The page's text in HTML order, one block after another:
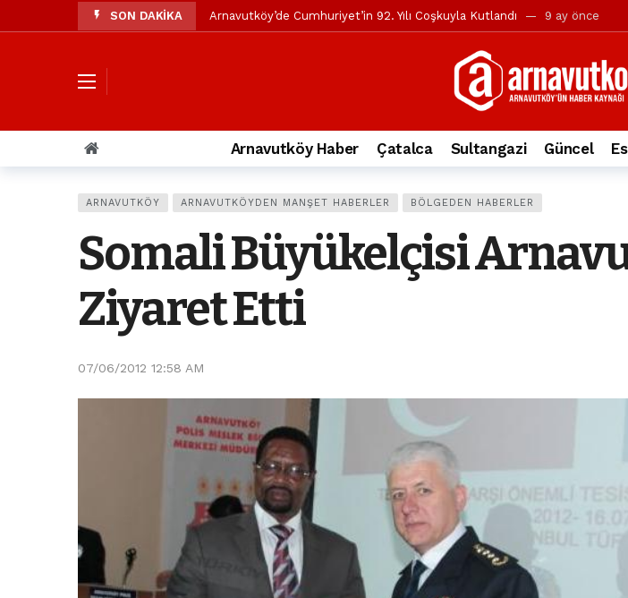
SON DAKİKA Arnavutköy’de Cumhuriyet’in 92. Yılı Coşkuyla Kutlandı 9 ay önce
Özgür Özel’den Arnavutköy Belediyesi’ne ve Mustafa Candaroğlu’na
Arnavutköy’ün nüfusu 2024 yılında 344.868’e ulaştı 1 yıl önce
Arnavutköy Taşoluk’ta seyir halindeki otomobil alev alev yandı. 2 yıl
Arnavutköy İmrahor Mahallesi sakinleri protesto gösterisi düzenledi 2
Toprak kaydı: 3 hafriyat kamyonu birbirlerinin üzerine devrildi
İstanbul Havalimanı yolundaki kazada, taksideki yolcu öldü 3 yıl önce
Arnavutkoy Belediyesi’ne su baskını tepkisi 3 yıl önce
Arnavutköy Haber Çatalca Sultangazi Güncel
ARNAVUTKÖY ARNAVUTKÖYDEN MANŞET HABERLER BÖLGEDEN HABERLER
Somali Büyükelçisi
Ziyaret Etti
07/06/2012 12:58 AM